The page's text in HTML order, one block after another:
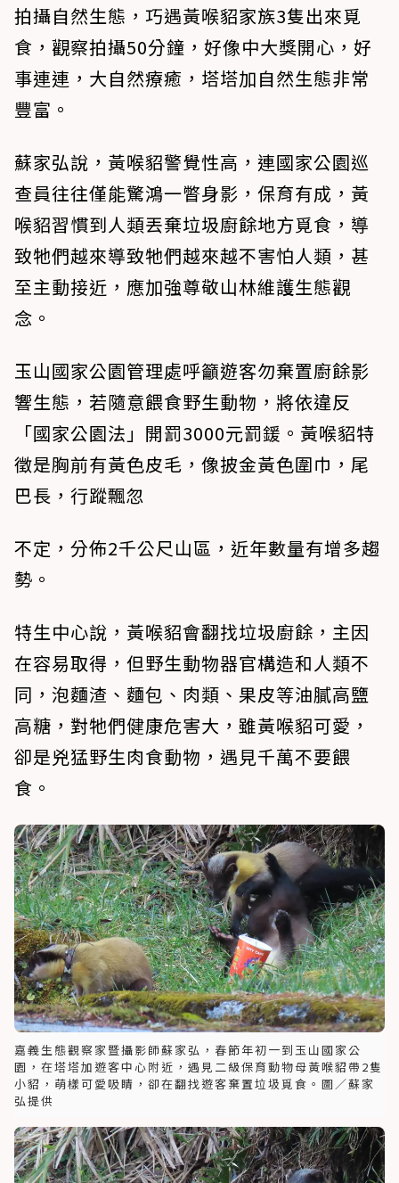
拍攝自然生態，巧遇黃喉貂家族3隻出來覓
食，觀察拍攝50分鐘，好像中大獎開心，好
事連連，大自然療癒，塔塔加自然生態非常
豐富。
蘇家弘說，黃喉貂警覺性高，連國家公園巡
查員往往僅能驚鴻一瞥身影，保育有成，黃
喉貂習慣到人類丟棄垃圾廚餘地方覓食，導
致牠們越來導致牠們越來越不害怕人類，甚
至主動接近，應加強尊敬山林維護生態觀
念。
玉山國家公園管理處呼籲遊客勿棄置廚餘影
響生態，若隨意餵食野生動物，將依違反
「國家公園法」開罰3000元罰鍰。黃喉貂特
徵是胸前有黃色皮毛，像披金黃色圍巾，尾
巴長，行蹤飄忽
不定，分佈2千公尺山區，近年數量有增多趨
勢。
特生中心說，黃喉貂會翻找垃圾廚餘，主因
在容易取得，但野生動物器官構造和人類不
同，泡麵渣、麵包、肉類、果皮等油膩高鹽
高糖，對牠們健康危害大，雖黃喉貂可愛，
卻是兇猛野生肉食動物，遇見千萬不要餵
食。
嘉義生態觀察家暨攝影師蘇家弘，春節年初一到玉山國家公
園，在塔塔加遊客中心附近，遇見二級保育動物母黃喉貂帶2隻
小貂，萌樣可愛吸睛，卻在翻找遊客棄置垃圾覓食。圖／蘇家
弘提供